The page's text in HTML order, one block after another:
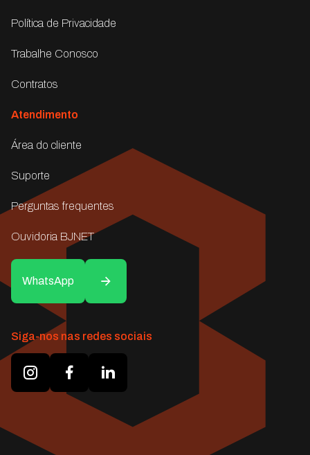
Política de Privacidade
Trabalhe Conosco
Contratos
Atendimento
Área do cliente
Suporte
Perguntas frequentes
Ouvidoria BJNET
WhatsApp
Siga-nos nas redes sociais